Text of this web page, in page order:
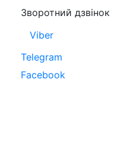
Зворотний дзвінок
Viber
Telegram
Facebook